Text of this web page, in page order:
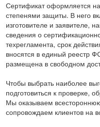
Сертификат оформляется
степенями защиты. В него
изготовителе и заявителе,
сведения о
техрегламента, срок
вносятся в единый реестр
размещена в свободном
Чтобы выбрать наиболее
подготовиться к проверке,
Мы оказываем
сопровождаем клиентов на